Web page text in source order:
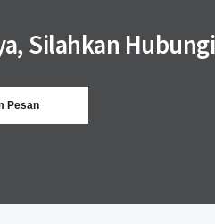
Silahkan
Pesan